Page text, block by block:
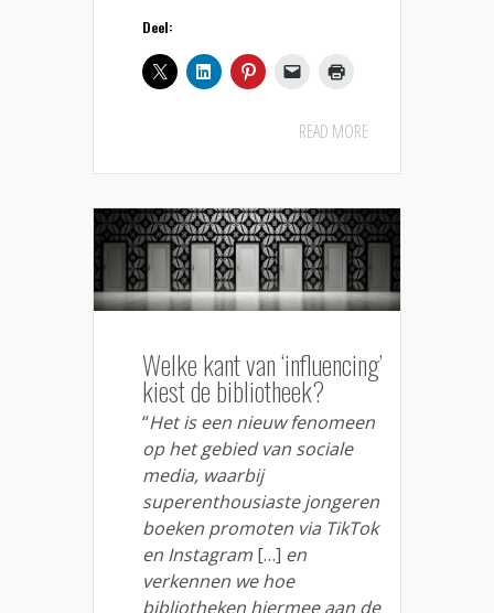
Deel:
READ MORE
Welke kant van ‘influencing’
kiest de bibliotheek?
“Het is een nieuw fenomeen
op het gebied van sociale
media, waarbij
superenthousiaste jongeren
boeken promoten via TikTok
en Instagram […] en
verkennen we hoe
bibliotheken hiermee aan de